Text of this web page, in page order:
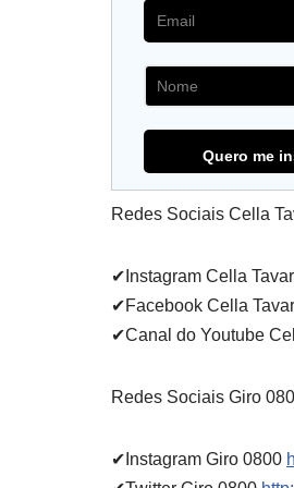
Redes Sociais Cella
✔Instagram Cella
✔Facebook Cella
✔Canal do Youtube
Redes Sociais Giro
✔Instagram Giro 0800